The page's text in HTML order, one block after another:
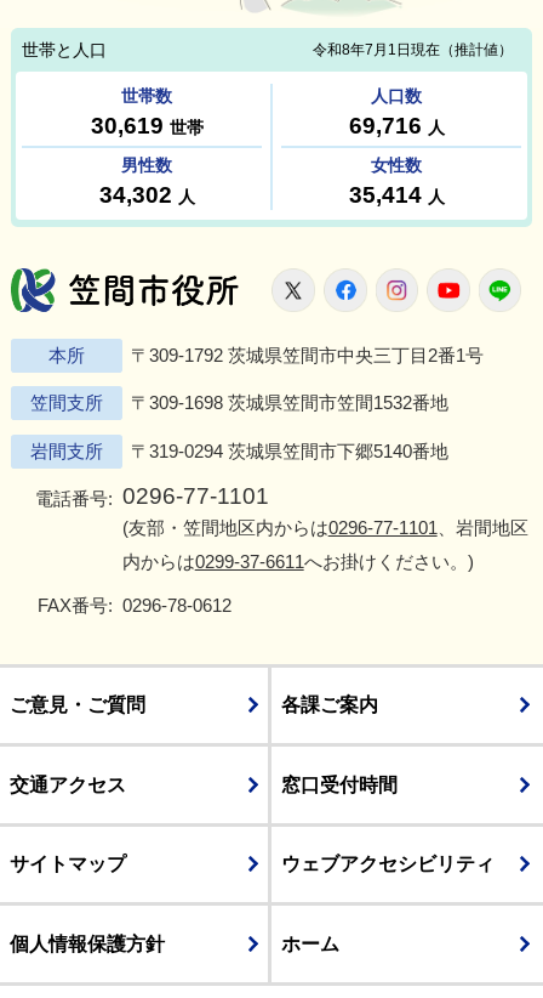
笠間市役所
X FacebookInstagram
本所 〒309-1792 茨城県笠間市中央三丁目2番1号
笠間支所 〒309-1698 茨城県笠間市笠間1532番地
岩間支所 〒319-0294 茨城県笠間市下郷5140番地
電話番号: 0296-77-1101
(友部・笠間地区内からは0296-77-1101 、岩間地区
内からは0299-37-6611へお掛けください。)
FAX番号: 0296-78-0612
ご意見・ご質問 各課ご案内
交通アクセス 窓口受付時間
サイトマップ ウェブアクセシビリティ
個人情報保護方針 ホーム